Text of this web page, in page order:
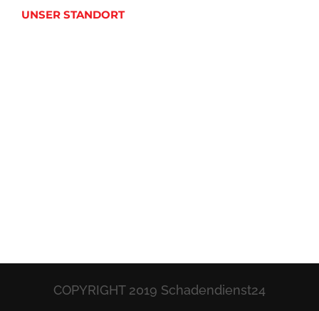
UNSER STANDORT
COPYRIGHT 2019 Schadendienst24